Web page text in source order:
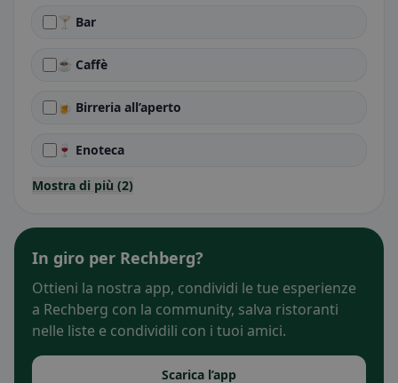
🍸 Bar
☕ Caffè
🍺 Birreria all’aperto
🍷 Enoteca
Mostra di più (2)
In giro per Rechberg?
Ottieni la nostra app, condividi le tue esperienze
a Rechberg con la community, salva ristoranti
nelle liste e condividili con i tuoi amici.
Scarica l’app